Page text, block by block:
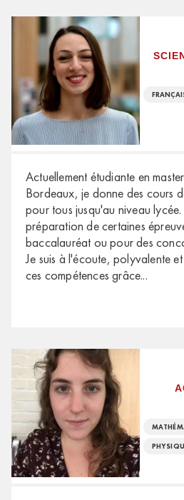
Actuellement étudiante en
Bordeaux, je donne des cours
pour tous jusqu'au niveau
préparation de certaines
baccalauréat ou pour des
Je suis à l'écoute, polyvalente
ces compétences grâce...